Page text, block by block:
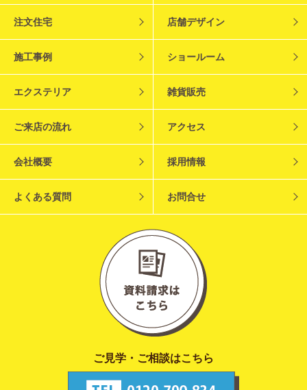
注文住宅 店舗デザイン
施工事例 ショールーム
エクステリア 雑貨販売
ご来店の流れ アクセス
会社概要 採用情報
よくある質問 お問合せ
ご見学・ご相談はこちら